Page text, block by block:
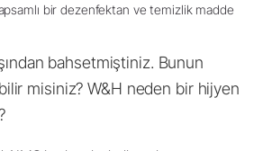
bir dezenfektan ve temizlik madde
bahsetmiştiniz. Bunun
misiniz? W&H neden bir hijyen